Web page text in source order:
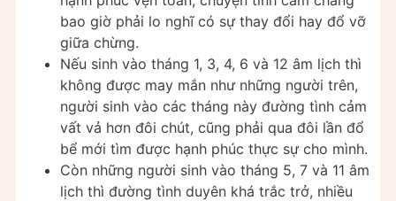
bao giờ phải lo nghĩ có sự thay đổi hay đổ vỡ
giữa chừng.
Nếu sinh vào tháng 1, 3, 4, 6 và 12 âm lịch thì
không được may mắn như những người trên,
người sinh vào các tháng này đường tình cảm
vất vả hơn đôi chút, cũng phải qua đôi lần đổ
bể mới tìm được hạnh phúc thực sự cho mình.
Còn những người sinh vào tháng 5, 7 và 11 âm
lịch thì đường tình duyên khá trắc trở, nhiều